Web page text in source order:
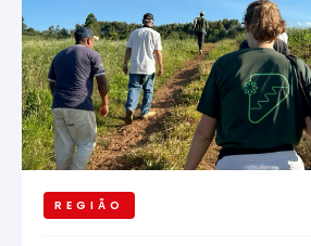
REGIÃO